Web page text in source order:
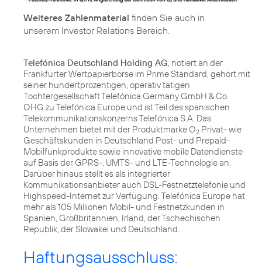
Weiteres Zahlenmaterial finden Sie auch in
unserem Investor Relations Bereich
Telefónica Deutschland Holding AG, notiert an der
Frankfurter Wertpapierbörse im Prime Standard, gehört mit
seiner hundertprozentigen, operativ tätigen
Tochtergesellschaft Telefónica Germany GmbH & Co.
OHG zu Telefónica Europe und ist Teil des spanischen
Telekommunikationskonzerns Telefónica S.A. Das
Unternehmen bietet mit der Produktmarke O2 Privat- wie
Geschäftskunden in Deutschland Post- und Prepaid-
Mobilfunkprodukte sowie innovative mobile Datendienste
auf Basis der GPRS-, UMTS- und LTE-Technologie an.
Darüber hinaus stellt es als integrierter
Kommunikationsanbieter auch DSL-Festnetztelefonie und
Highspeed-Internet zur Verfügung. Telefónica Europe hat
mehr als 105 Millionen Mobil- und Festnetzkunden in
Spanien, Großbritannien, Irland, der Tschechischen
Republik, der Slowakei und Deutschland.
Haftungsausschluss: